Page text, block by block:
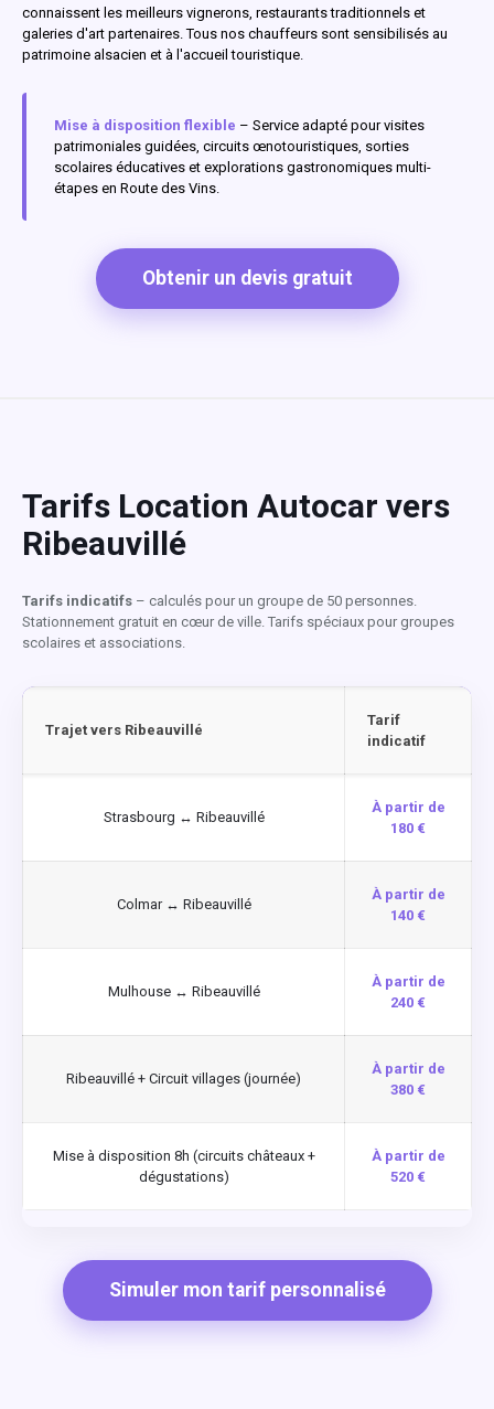
connaissent les meilleurs vignerons, restaurants traditionnels et
galeries d'art partenaires. Tous nos chauffeurs sont sensibilisés au
patrimoine alsacien et à l'accueil touristique.
Mise à disposition flexible – Service adapté pour visites
patrimoniales guidées, circuits œnotouristiques, sorties
scolaires éducatives et explorations gastronomiques multi-
étapes en Route des Vins.
Obtenir un devis gratuit
Tarifs Location Autocar vers
Ribeauvillé
Tarifs indicatifs – calculés pour un groupe de 50 personnes.
Stationnement gratuit en cœur de ville. Tarifs spéciaux pour groupes
scolaires et associations.
Trajet vers Ribeauvillé
Tarif
indicatif
Strasbourg ↔ Ribeauvillé
À partir de
180 €
Colmar ↔ Ribeauvillé
À partir de
140 €
Mulhouse ↔ Ribeauvillé
À partir de
240 €
Ribeauvillé + Circuit villages (journée)
À partir de
380 €
Mise à disposition 8h (circuits châteaux +
dégustations)
À partir de
520 €
Simuler mon tarif personnalisé